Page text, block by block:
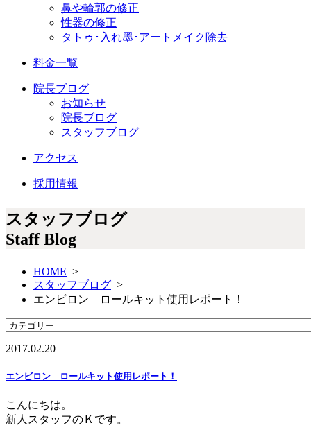
鼻や輪郭の修正
性器の修正
タトゥ･入れ墨･アートメイク除去
料金一覧
院長ブログ
お知らせ
院長ブログ
スタッフブログ
アクセス
採用情報
スタッフブログ
Staff Blog
HOME >
スタッフブログ >
エンビロン ロールキット使用レポート！
2017.02.20
エンビロン ロールキット使用レポート！
こんにちは。
新人スタッフのＫです。